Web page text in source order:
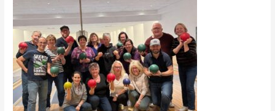
/
FU
Haar
Kegelstammtisch